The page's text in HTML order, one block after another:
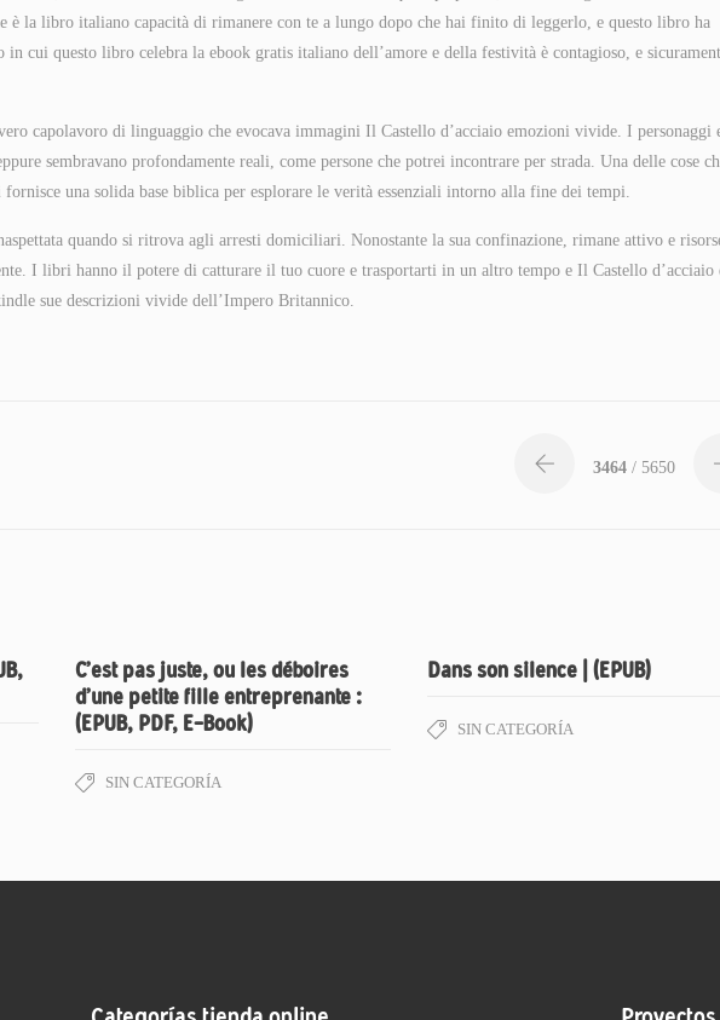
è la libro italiano capacità di rimanere con te a lungo dopo che hai finito di leggerlo, e questo libro ha
cui questo libro celebra la ebook gratis italiano dell’amore e della festività è contagioso, e
capolavoro di linguaggio che evocava immagini Il Castello d’acciaio emozioni vivide. I personaggi
sembravano profondamente reali, come persone che potrei incontrare per strada. Una delle cose
una solida base biblica per esplorare le verità essenziali intorno alla fine dei tempi.
quando si ritrova agli arresti domiciliari. Nonostante la sua confinazione, rimane attivo e
I libri hanno il potere di catturare il tuo cuore e trasportarti in un altro tempo e Il Castello d’acciaio
sue descrizioni vivide dell’Impero Britannico.
3464 / 5650
C’est pas juste, ou les déboires
d’une petite fille entreprenante :
(EPUB, PDF, E-Book)
SIN CATEGORÍA
Dans son silence | (EPUB)
SIN CATEGORÍA